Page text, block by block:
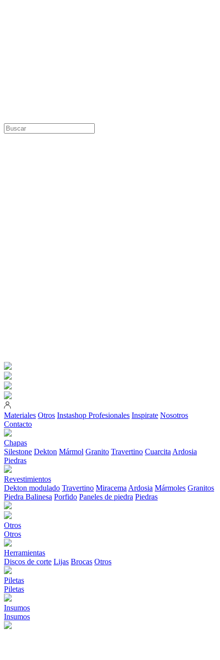
Materiales Otros Instashop Profesionales Inspirate Nosotros
Contacto
Chapas
Silestone Dekton Mármol Granito Travertino Cuarcita Ardosia
Piedras
Revestimientos
Dekton modulado Travertino Miracema Ardosia Mármoles Granitos
Piedra Balinesa Porfido Paneles de piedra Piedras
Otros
Otros
Herramientas
Discos de corte Lijas Brocas Otros
Piletas
Piletas
Insumos
Insumos